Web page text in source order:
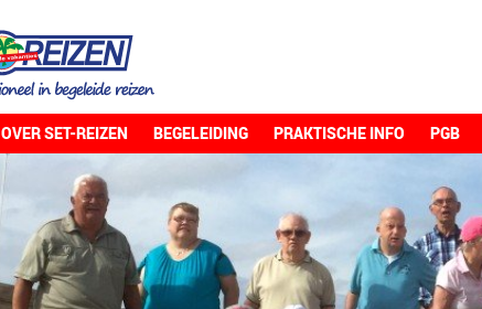
OVER SET-REIZEN BEGELEIDING PRAKTISCHE INFO PGB